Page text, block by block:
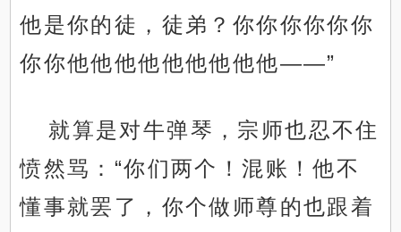
他是你的徒，徒弟？你你你你你你
你你他他他他他他他他他——”
就算是对牛弹琴，宗师也忍不住
愤然骂：“你们两个！混账！他不
懂事就罢了，你个做师尊的也跟着